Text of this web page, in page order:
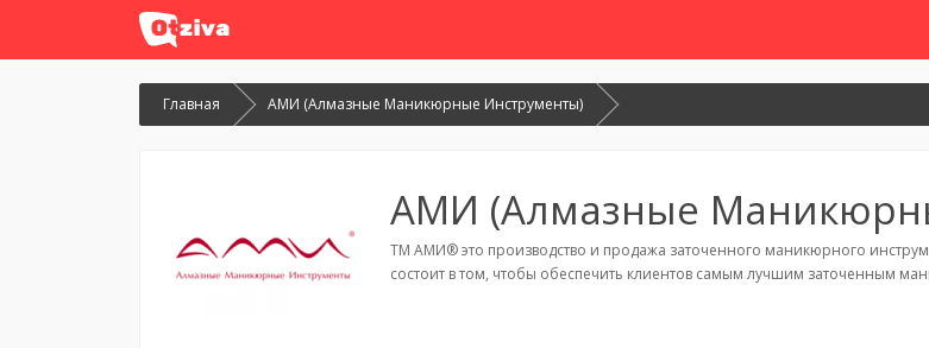
Главная АМИ (Алмазные Маникюрные Инструменты)
АМИ (Алмазные
ТМ АМИ® это производство и продажа заточенного маникюрного
состоит в том, чтобы обеспечить клиентов самым лучшим заточенным